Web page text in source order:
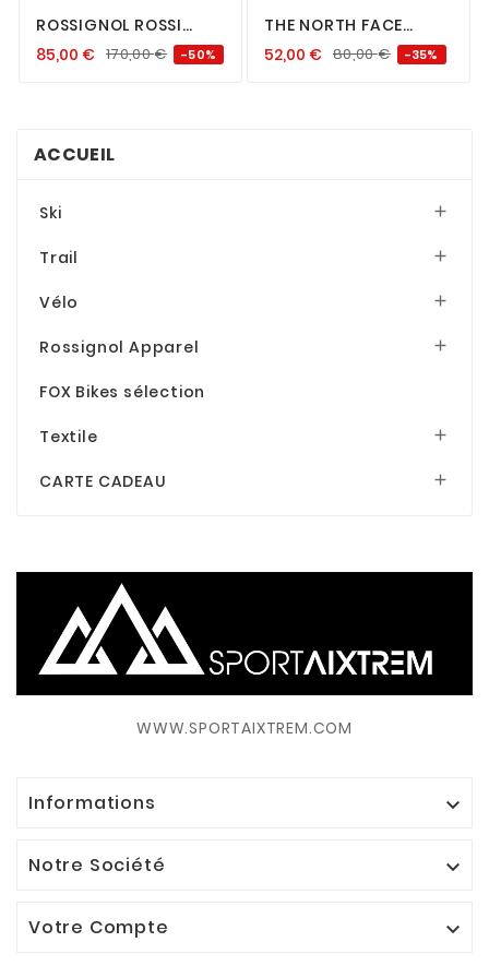
ROSSIGNOL ROSSI
85,00 € 170,00€ -50%
THE NORTH FACE
TRACTION BOOTIE
52,00 € 80,00€ -35%
ACCUEIL
Ski 
Trail 
Vélo 
Rossignol Apparel 
FOX Bikes sélection
Textile 
CARTE CADEAU 
WWW.SPORTAIXTREM.COM
Informations 
Notre Société 
Votre Compte 